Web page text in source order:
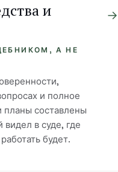
и
А НЕ
и полное
составлены
в суде, где
будет.
→